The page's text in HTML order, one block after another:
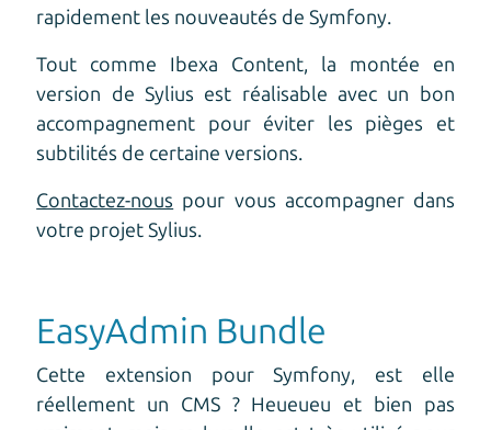
rapidement les nouveautés de Symfony.
Tout comme Ibexa Content, la montée en
version de Sylius est réalisable avec un bon
accompagnement pour éviter les pièges et
subtilités de certaine versions.
Contactez-nous pour vous accompagner dans
votre projet Sylius.
EasyAdmin Bundle
Cette extension pour Symfony, est elle
réellement un CMS ? Heueueu et bien pas